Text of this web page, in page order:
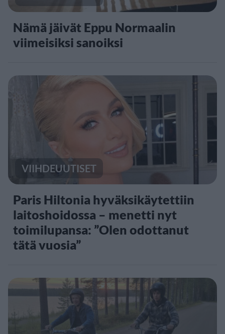
Nämä jäivät Eppu Normaalin
viimeisiksi sanoiksi
VIIHDEUUTISET
Paris Hiltonia hyväksikäytettiin
laitoshoidossa – menetti nyt
toimilupansa: ”Olen odottanut
tätä vuosia”